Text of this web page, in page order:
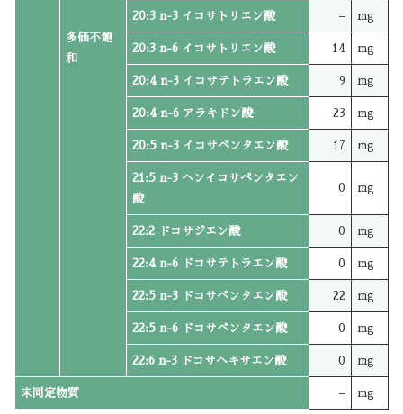
多価不飽
和
20:3 n-3 イコサトリエン酸 – mg
20:3 n-6 イコサトリエン酸 14 mg
20:4 n-3 イコサテトラエン酸 9 mg
20:4 n-6 アラキドン酸 23 mg
20:5 n-3 イコサペンタエン酸 17 mg
21:5 n-3 ヘンイコサペンタエン
酸
0 mg
22:2 ドコサジエン酸 0 mg
22:4 n-6 ドコサテトラエン酸 0 mg
22:5 n-3 ドコサペンタエン酸 22 mg
22:5 n-6 ドコサペンタエン酸 0 mg
22:6 n-3 ドコサヘキサエン酸 0 mg
未同定物質 – mg